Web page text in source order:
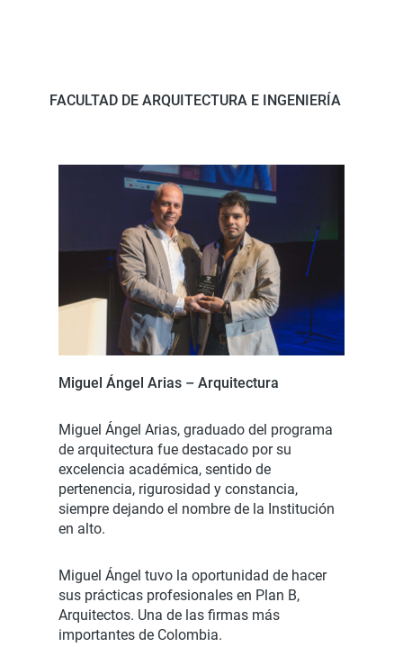
FACULTAD DE ARQUITECTURA E INGENIERÍA
Miguel Ángel Arias – Arquitectura
Miguel Ángel Arias, graduado del programa
de arquitectura fue destacado por su
excelencia académica, sentido de
pertenencia, rigurosidad y constancia,
siempre dejando el nombre de la Institución
en alto.
Miguel Ángel tuvo la oportunidad de hacer
sus prácticas profesionales en Plan B,
Arquitectos. Una de las firmas más
importantes de Colombia.